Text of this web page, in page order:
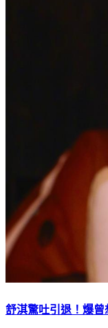
舒淇驚吐引退！爆